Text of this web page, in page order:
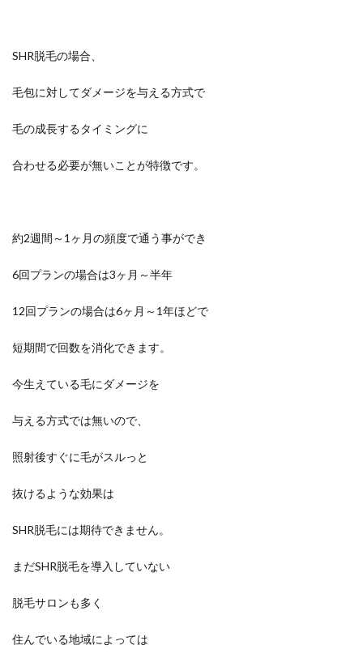
SHR脱毛の場合、
毛包に対してダメージを与える方式で
毛の成長するタイミングに
合わせる必要が無いことが特徴です。
約2週間～1ヶ月の頻度で通う事ができ
6回プランの場合は3ヶ月～半年
12回プランの場合は6ヶ月～1年ほどで
短期間で回数を消化できます。
今生えている毛にダメージを
与える方式では無いので、
照射後すぐに毛がスルっと
抜けるような効果は
SHR脱毛には期待できません。
まだSHR脱毛を導入していない
脱毛サロンも多く
住んでいる地域によっては